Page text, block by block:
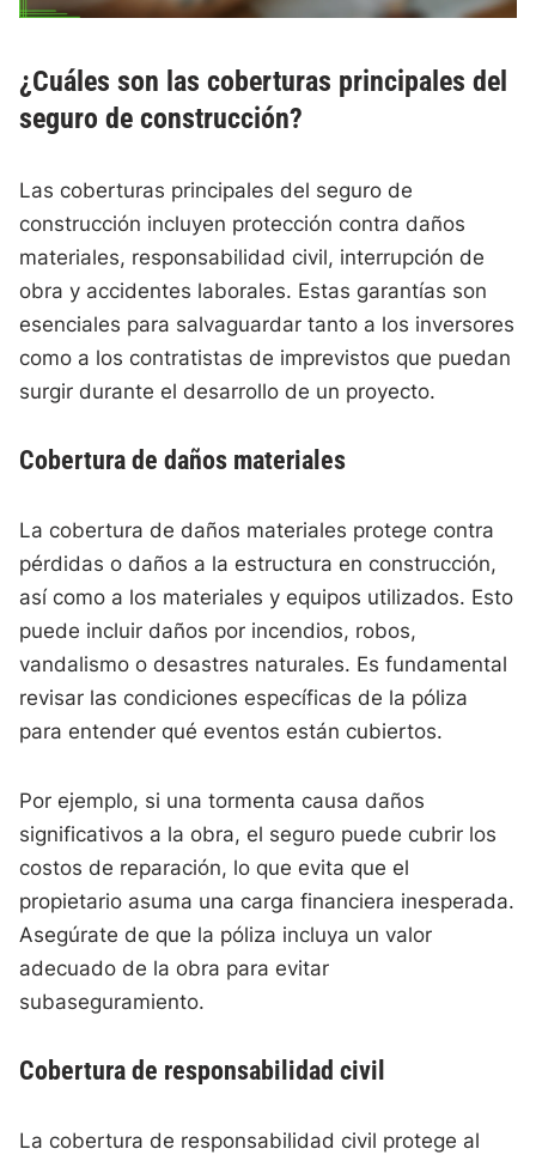
¿Cuáles son las coberturas principales del
seguro de construcción?
Las coberturas principales del seguro de
construcción incluyen protección contra daños
materiales, responsabilidad civil, interrupción de
obra y accidentes laborales. Estas garantías son
esenciales para salvaguardar tanto a los inversores
como a los contratistas de imprevistos que puedan
surgir durante el desarrollo de un proyecto.
Cobertura de daños materiales
La cobertura de daños materiales protege contra
pérdidas o daños a la estructura en construcción,
así como a los materiales y equipos utilizados. Esto
puede incluir daños por incendios, robos,
vandalismo o desastres naturales. Es fundamental
revisar las condiciones específicas de la póliza
para entender qué eventos están cubiertos.
Por ejemplo, si una tormenta causa daños
significativos a la obra, el seguro puede cubrir los
costos de reparación, lo que evita que el
propietario asuma una carga financiera inesperada.
Asegúrate de que la póliza incluya un valor
adecuado de la obra para evitar
subaseguramiento.
Cobertura de responsabilidad civil
La cobertura de responsabilidad civil protege al